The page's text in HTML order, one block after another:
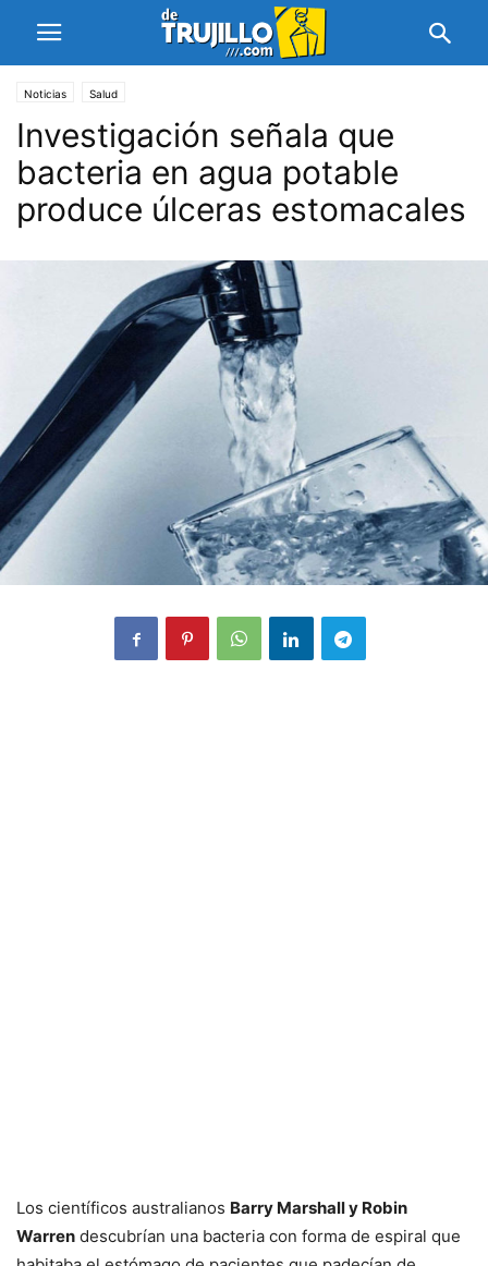
Noticias Salud
Investigación señala que
bacteria en agua potable
produce úlceras estomacales
Los científicos australianos Barry Marshall y Robin
Warren descubrían una bacteria con forma de espiral que